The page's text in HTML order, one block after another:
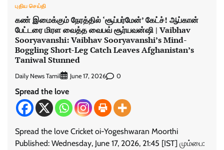
புதிய செய்தி
கண் இமைக்கும் நேரத்தில் ‘சூப்பர்மேன்’ கேட்ச்! ஆப்கான்
பேட்டரை மிரள வைத்த வைபவ் சூர்யவன்ஷி | Vaibhav
Sooryavanshi: Vaibhav Sooryavanshi’s Mind-
Boggling Short-Leg Catch Leaves Afghanistan’s
Taniwal Stunned
Daily News Tamil June 17, 2026 0
Spread the love
Spread the love Cricket oi-Yogeshwaran Moorthi
Published: Wednesday, June 17, 2026, 21:45 [IST] மும்பை: